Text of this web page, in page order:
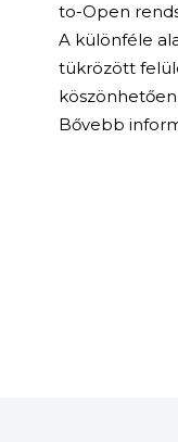
to-Open
A különféle
tükrözött
Bővebb